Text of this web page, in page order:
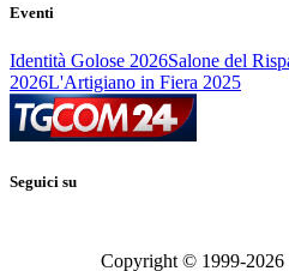
Eventi
Identità Golose 2026Salone del
2026L'Artigiano in Fiera 2025
Seguici su
Copyright © 1999-2026